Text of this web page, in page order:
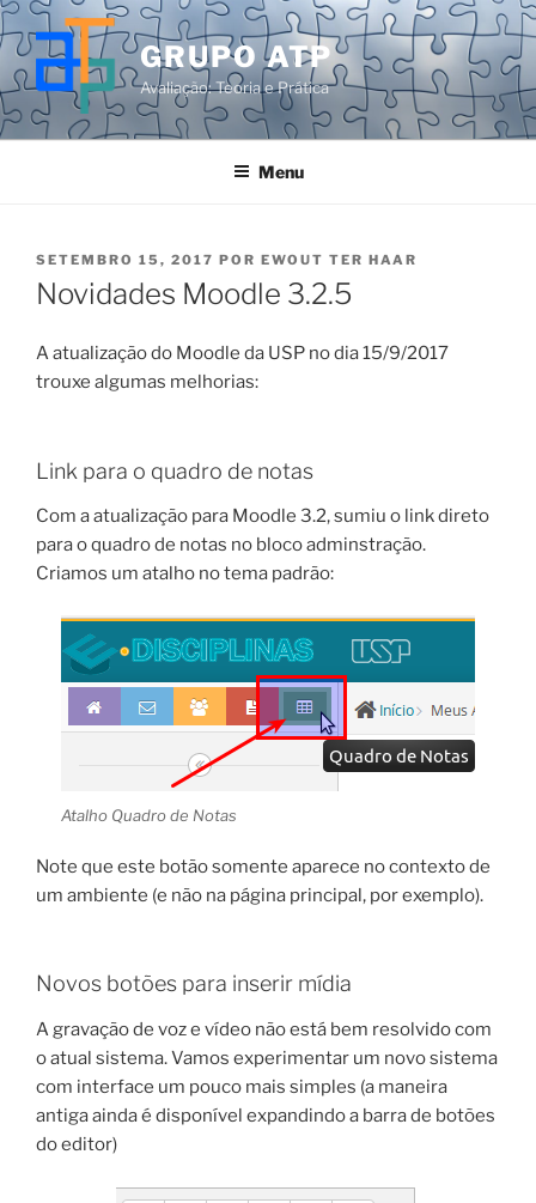
Pular
para
conteúdo
GRUPO ATP
Avaliação: Teoria e Prática
Menu
PUBLICADO
EM
SETEMBRO 15, 2017 POR EWOUT TER HAAR
Novidades Moodle 3.2.5
A atualização do Moodle da USP no dia 15/9/2017
trouxe algumas melhorias:
Link para o quadro de notas
Com a atualização para Moodle 3.2, sumiu o link direto
para o quadro de notas no bloco adminstração.
Criamos um atalho no tema padrão:
Atalho Quadro de Notas
Note que este botão somente aparece no contexto de
um ambiente (e não na página principal, por exemplo).
Novos botões para inserir mídia
A gravação de voz e vídeo não está bem resolvido com
o atual sistema. Vamos experimentar um novo sistema
com interface um pouco mais simples (a maneira
antiga ainda é disponível expandindo a barra de botões
do editor)